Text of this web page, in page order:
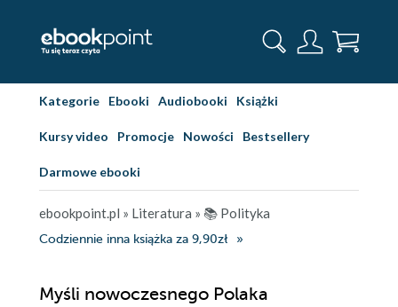
Kategorie Ebooki Audiobooki Książki
Kursy video Promocje Nowości Bestsellery
Darmowe ebooki
ebookpoint.pl » Literatura » 📚 Polityka
Codziennie inna książka za 9,90zł
Myśli nowoczesnego Polaka